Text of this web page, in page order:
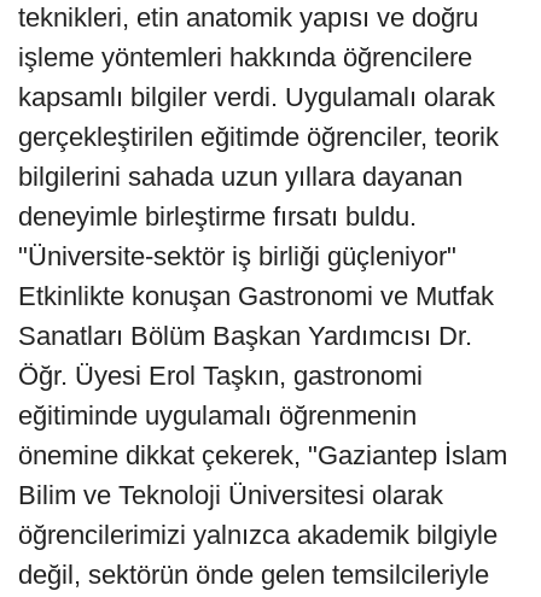
teknikleri, etin anatomik yapısı ve doğru
işleme yöntemleri hakkında öğrencilere
kapsamlı bilgiler verdi. Uygulamalı olarak
gerçekleştirilen eğitimde öğrenciler, teorik
bilgilerini sahada uzun yıllara dayanan
deneyimle birleştirme fırsatı buldu.
"Üniversite-sektör iş birliği güçleniyor"
Etkinlikte konuşan Gastronomi ve Mutfak
Sanatları Bölüm Başkan Yardımcısı Dr.
Öğr. Üyesi Erol Taşkın, gastronomi
eğitiminde uygulamalı öğrenmenin
önemine dikkat çekerek, "Gaziantep İslam
Bilim ve Teknoloji Üniversitesi olarak
öğrencilerimizi yalnızca akademik bilgiyle
değil, sektörün önde gelen temsilcileriyle